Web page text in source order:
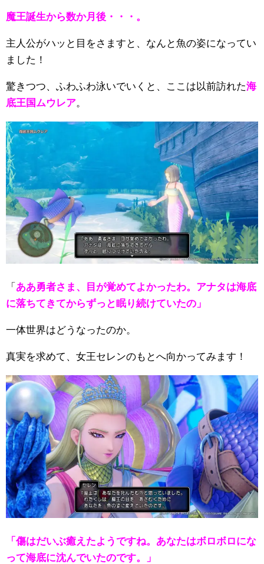
魔王誕生から数か月後・・・。
主人公がハッと目をさますと、なんと魚の姿になってい
ました！
驚きつつ、ふわふわ泳いでいくと、ここは以前訪れた海
底王国ムウレア。
「 ああ勇者さま、目が覚めてよかったわ。アナタは海底
に落ちてきてからずっと眠り続けていたの」
一体世界はどうなったのか。
真実を求めて、女王セレンのもとへ向かってみます！
「傷はだいぶ癒えたようですね。あなたはボロボロにな
って海底に沈んでいたのです。」